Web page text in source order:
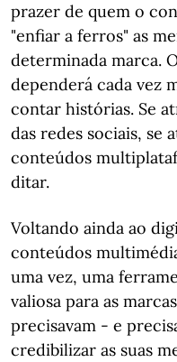
prazer de quem o
"enfiar a ferros" as
determinada marca.
dependerá cada vez
contar histórias. Se
das redes sociais, se
conteúdos
ditar.
Voltando ainda ao
conteúdos
uma vez, uma
valiosa para as
precisavam - e
credibilizar as suas